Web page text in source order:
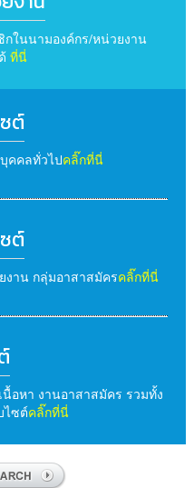
ในนามองค์กร/หน่วยงาน
ที่นี่
ต์
คคลทั่วไปคลิ๊กที่นี่
ต์
งาน กลุ่มอาสาสมัครคลิ๊กที่นี่
อหา งานอาสาสมัคร รวมทั้ง
ไซต์คลิ๊กที่นี่